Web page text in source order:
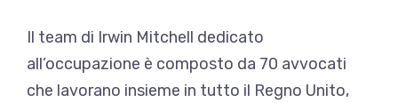
Il team di Irwin Mitchell dedicato
all’occupazione è composto da 70 avvocati
che lavorano insieme in tutto il Regno Unito,